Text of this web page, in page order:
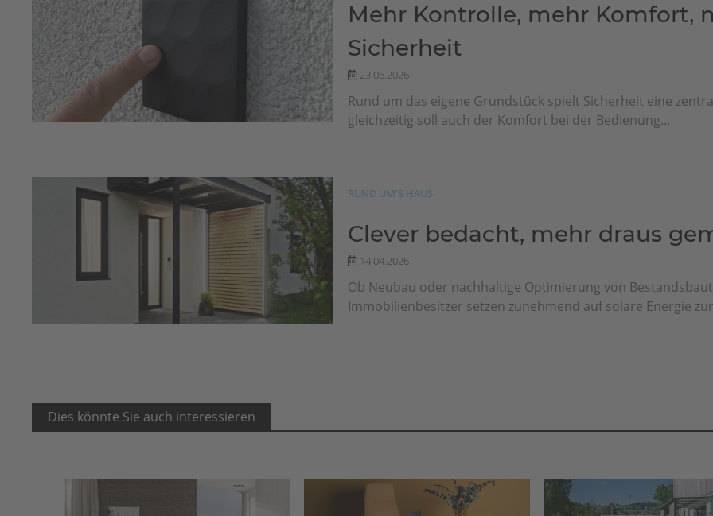
Mehr Kontrolle, mehr Komfort,
Sicherheit
23.06.2026
Rund um das eigene Grundstück spielt Sicherheit eine
gleichzeitig soll auch der Komfort bei der Bedienung...
RUND UM'S HAUS
Clever bedacht, mehr draus
14.04.2026
Ob Neubau oder nachhaltige Optimierung von
Immobilienbesitzer setzen zunehmend auf solare Energie
Dies könnte Sie auch interessieren